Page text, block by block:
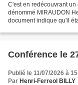
C'est en redécouvrant
dénommé MIRAUDON
document indique qu'il
Conférence le
Publié le 11/07/2026 à
Par Henri-Ferreol BILLY